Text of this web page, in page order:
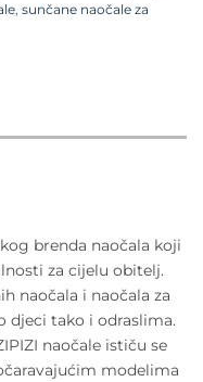
, sunčane naočale za
brenda naočala koji
za cijelu obitelj.
naočala i naočala za
djeci tako i odraslima.
naočale ističu se
modelima